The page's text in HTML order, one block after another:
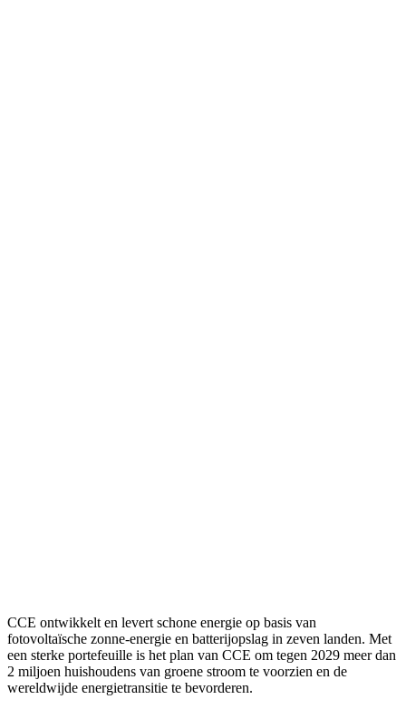
CCE ontwikkelt en levert schone energie op basis van
fotovoltaïsche zonne-energie en batterijopslag in zeven landen. Met
een sterke portefeuille is het plan van CCE om tegen 2029 meer dan
2 miljoen huishoudens van groene stroom te voorzien en de
wereldwijde energietransitie te bevorderen.